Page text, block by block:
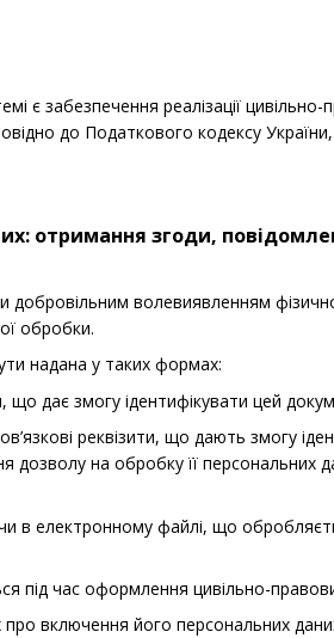
є забезпечення реалізації
до Податкового кодексу
отримання згоди,
добровільним волевиявленням
обробки.
надана у таких формах:
дає змогу ідентифікувати цей
реквізити, що дають змогу
на обробку її персональних
в електронному файлі, що
під час оформлення цивільно-
про включення його персональних